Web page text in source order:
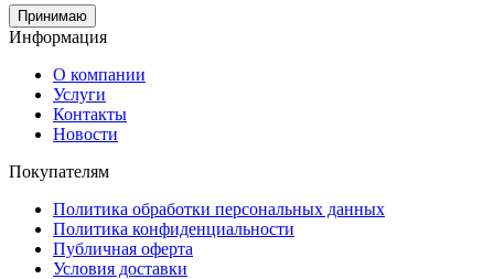
Принимаю
Информация
О компании
Услуги
Контакты
Новости
Покупателям
Политика обработки персональных данных
Политика конфиденциальности
Публичная оферта
Условия доставки